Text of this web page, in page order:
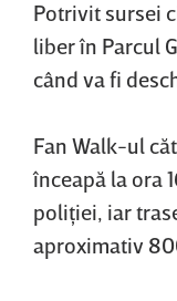
Potrivit sursei
liber în Parcul
când va fi
Fan Walk-ul
înceapă la ora
poliţiei, iar
aproximativ